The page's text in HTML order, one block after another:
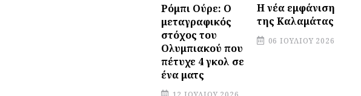
Ρόμπι Ούρε: Ο
μεταγραφικός
στόχος του
Ολυμπιακού που
πέτυχε 4 γκολ σε
ένα ματς
Η νέα εμφάνιση
της Καλαμάτας
06 ΙΟΥΛΊΟΥ 2026